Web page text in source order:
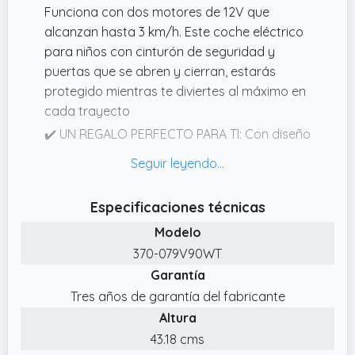
Funciona con dos motores de 12V que
alcanzan hasta 3 km/h. Este coche eléctrico
para niños con cinturón de seguridad y
puertas que se abren y cierran, estarás
protegido mientras te diviertes al máximo en
cada trayecto
✔️ UN REGALO PERFECTO PARA TI: Con diseño
divertidas, este coche eléctrico es el regalo
ocasión especial. Estimula tu imaginación y
crea recuerdos únicos
✔️ MÚSICA Y FUNCIONES DIVERTIDAS: Disfruta
de canciones incorporadas, conexión
MP3/USB, claxon y faros que se encienden.
Cada paseo será más emocionante con
música, luces y detalles que imitan a un
Especificaciones técnicas
Modelo
370-079V90WT
Garantía
Tres años de garantía del fabricante
Altura
43.18 cms